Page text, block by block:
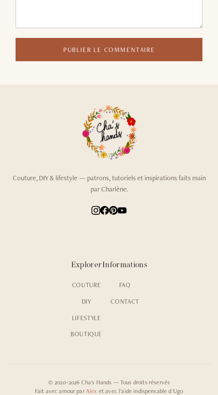
PUBLIER LE COMMENTAIRE
Couture, DIY & lifestyle — patrons, tutoriels et inspirations faits main
par Charlène.
Explorer
COUTURE
DIY
LIFESTYLE
BOUTIQUE
Informations
FAQ
CONTACT
© 2020–2026 Cha's Hands — Tous droits réservés
Fait avec amour par Alex et avec l'aide indispensable d'Ugo